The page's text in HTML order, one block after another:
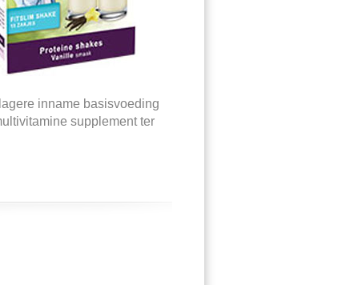
inname basisvoeding
supplement ter